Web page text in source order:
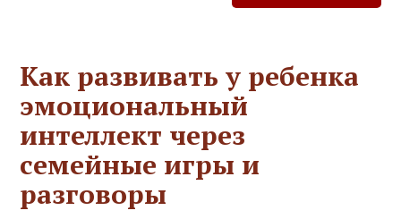
Как развивать у ребенка
эмоциональный
интеллект через
семейные игры и
разговоры